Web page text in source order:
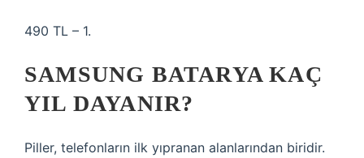
490 TL – 1.
SAMSUNG BATARYA KAÇ
YIL DAYANIR?
Piller, telefonların ilk yıpranan alanlarından biridir.